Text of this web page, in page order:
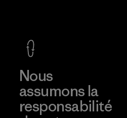
En
Nous
assumons la
responsabilité